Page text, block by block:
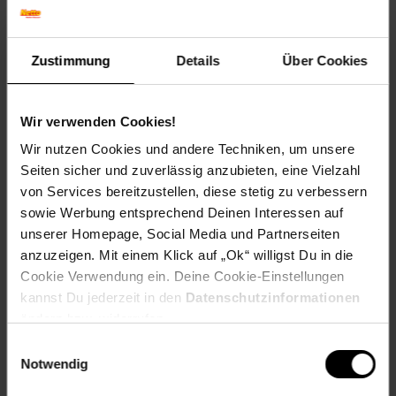
Zustimmung Details Über Cookies
Wir verwenden Cookies!
Wir nutzen Cookies und andere Techniken, um unsere
Seiten sicher und zuverlässig anzubieten, eine Vielzahl
von Services bereitzustellen, diese stetig zu verbessern
sowie Werbung entsprechend Deinen Interessen auf
unserer Homepage, Social Media und Partnerseiten
anzuzeigen. Mit einem Klick auf „Ok“ willigst Du in die
Cookie Verwendung ein. Deine Cookie-Einstellungen
kannst Du jederzeit in den Datenschutzinformationen
Notwendig
Geschmack: Würzig,Scharf,Zwiebelartig
Frucht: Keine Frucht
Standort und Pflege
Lichtbedarf: Sonnig-Halbschattig
Wasserbedarf: Mittel
Rückschnitt: Rückschnitt nach der Blüte.
Schnittverträglichkeit: Gut
Bodenansprüche: humos und durchlässig
Nährstoffgehalt: Mittel
Frosthärte: bis -30 °C
Verwendung: Im Bauerngarten,Zum Verzehr,Zum Kochen,Für
Salat,Für Saucen & Dips,Kübelpflanze, Bienenweide,
Kräutergarten, Steingarten, Balkonpflanze
Bestäuber: Insekten